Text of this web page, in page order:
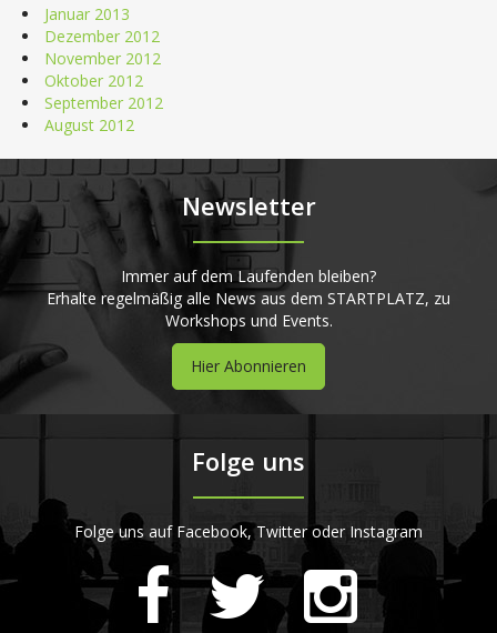
Januar 2013
Dezember 2012
November 2012
Oktober 2012
September 2012
August 2012
Newsletter
Immer auf dem Laufenden bleiben?
Erhalte regelmäßig alle News aus dem STARTPLATZ, zu
Workshops und Events.
Hier Abonnieren
Folge uns
Folge uns auf Facebook, Twitter oder Instagram